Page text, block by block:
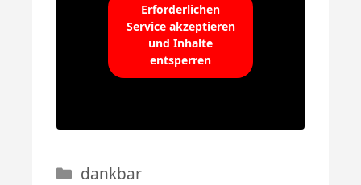
Erforderlichen
Service akzeptieren
und Inhalte
entsperren
Kategorien
dankbar